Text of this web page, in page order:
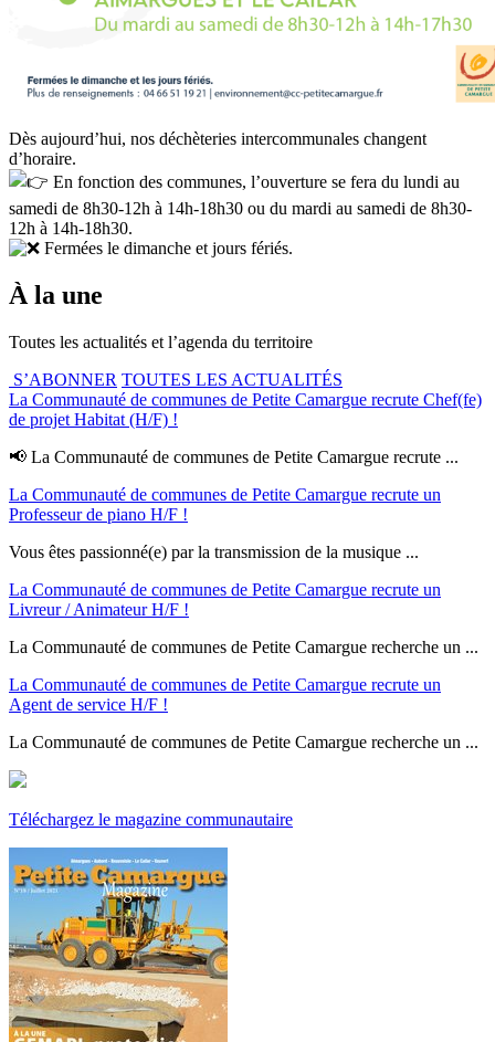
Dès aujourd’hui, nos déchèteries intercommunales changent
d’horaire.
En fonction des communes, l’ouverture se fera du lundi au
samedi de 8h30-12h à 14h-18h30 ou du mardi au samedi de 8h30-
12h à 14h-18h30.
Fermées le dimanche et jours fériés.
À la une
Toutes les actualités et l’agenda du territoire
S’ABONNER TOUTES LES ACTUALITÉS
La Communauté de communes de Petite Camargue recrute Chef(fe)
de projet Habitat (H/F) !
📢 La Communauté de communes de Petite Camargue recrute ...
La Communauté de communes de Petite Camargue recrute un
Professeur de piano H/F !
Vous êtes passionné(e) par la transmission de la musique ...
La Communauté de communes de Petite Camargue recrute un
Livreur / Animateur H/F !
La Communauté de communes de Petite Camargue recherche un ...
La Communauté de communes de Petite Camargue recrute un
Agent de service H/F !
La Communauté de communes de Petite Camargue recherche un ...
Téléchargez le magazine communautaire